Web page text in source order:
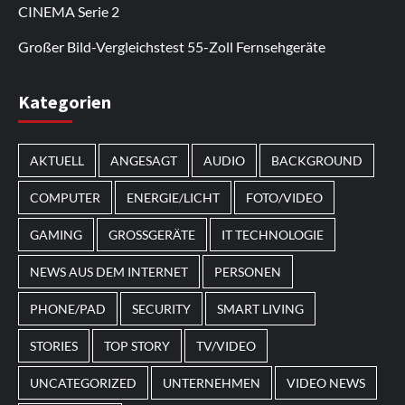
Bonusaktionen.
regelmäßige Updates werden neue Inhalte
Nutzer kehren zurück, um sich die
CINEMA Serie 2
Großer Bild-Vergleichstest 55-Zoll Fernsehgeräte
Im Laufe des Jahres erscheinen thematische
Spielautomaten mit passenden Designs. Im Bereich
vonMagneticslotskönnen solche saisonalen Slots
beispielsweise an Feiertage oder besondere Events
angepasst sein.
Kategorien
AKTUELL ANGESAGT AUDIO BACKGROUND
COMPUTER ENERGIE/LICHT FOTO/VIDEO
GAMING GROSSGERÄTE IT TECHNOLOGIE
NEWS AUS DEM INTERNET PERSONEN
PHONE/PAD SECURITY SMART LIVING
STORIES TOP STORY TV/VIDEO
UNCATEGORIZED UNTERNEHMEN VIDEO NEWS